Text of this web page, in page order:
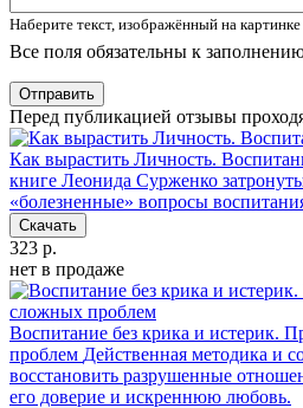
Наберите текст, изображённый на картинке
Все поля обязательны к
Отправить
Перед публикацией отзывы
Как вырастить Личность.
книге Леонида Сурженко
«болезненные» вопросы
Скачать
323 р.
нет в продаже
Воспитание без крика и истерик.
проблем Действенная методика и
восстановить разрушенные
его доверие и искреннюю любовь.